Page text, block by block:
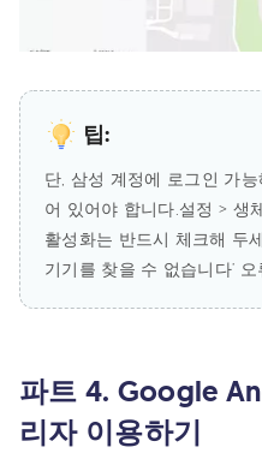
팁:
단, 삼성 계정에 로그인 가
어 있어야 합니다.설정 > 생
활성화는 반드시 체크해 두
기기를 찾을 수 없습니다’
파트 4. Google
리자 이용하기